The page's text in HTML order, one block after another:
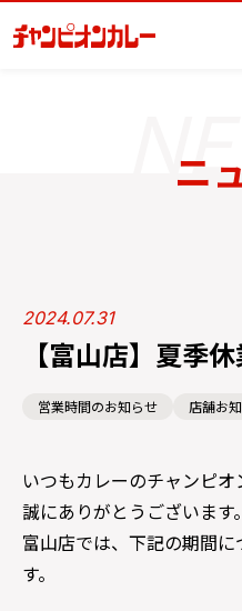
ニ
2024.07.31
【富山店】夏季
営業時間のお知らせ 店舗お
いつもカレーのチャンピオ
誠にありがとうございます。
富山店では、下記の期間
す。